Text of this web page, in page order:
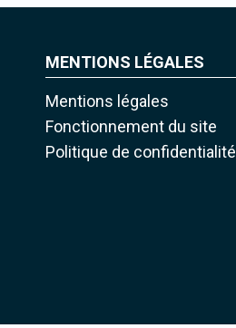
MENTIONS LÉGALES
Mentions légales
Fonctionnement du site
Politique de confidentialité